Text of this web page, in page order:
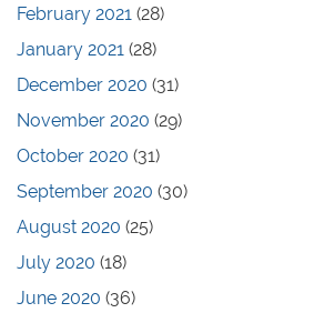
February 2021 (28)
January 2021 (28)
December 2020 (31)
November 2020 (29)
October 2020 (31)
September 2020 (30)
August 2020 (25)
July 2020 (18)
June 2020 (36)